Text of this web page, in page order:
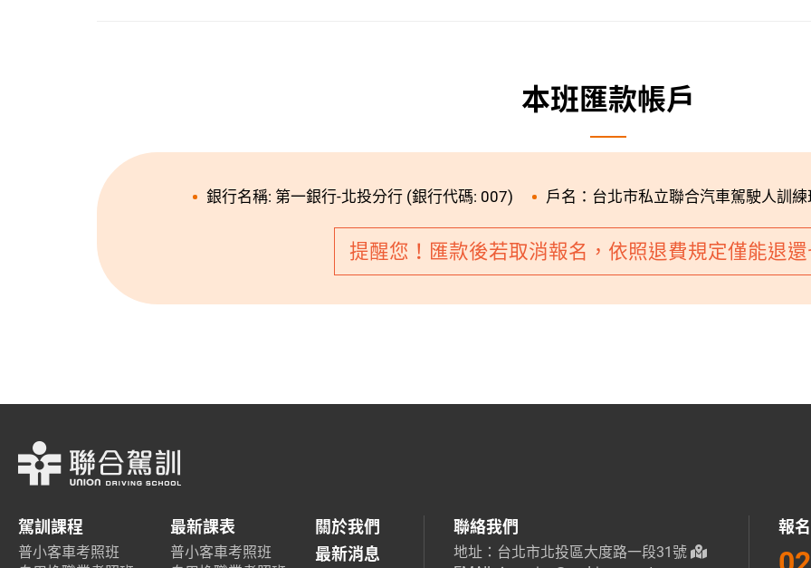
本班匯款帳戶
銀行名稱: 第一銀行-北投分行 (銀行代碼: 007) 戶名：台北市私立聯合汽車駕駛人訓練
提醒您！匯款後若取消報名，依照退費規定僅能退
駕訓課程
普小客車考照班
最新課表
普小客車考照班
關於我們
最新消息
聯絡我們
地址：台北市北投區大度路一段31號
報